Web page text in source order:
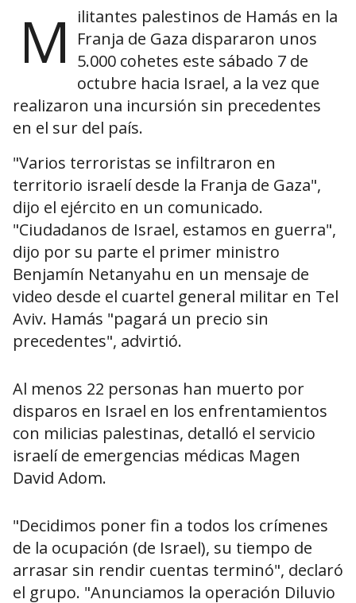
M
ilitantes palestinos de Hamás en la
Franja de Gaza dispararon unos
5.000 cohetes este sábado 7 de
octubre hacia Israel, a la vez que
realizaron una incursión sin precedentes
en el sur del país.
"Varios terroristas se infiltraron en
territorio israelí desde la Franja de Gaza",
dijo el ejército en un comunicado.
"Ciudadanos de Israel, estamos en guerra",
dijo por su parte el primer ministro
Benjamín Netanyahu en un mensaje de
video desde el cuartel general militar en Tel
Aviv. Hamás "pagará un precio sin
precedentes", advirtió.
Al menos 22 personas han muerto por
disparos en Israel en los enfrentamientos
con milicias palestinas, detalló el servicio
israelí de emergencias médicas Magen
David Adom.
"Decidimos poner fin a todos los crímenes
de la ocupación (de Israel), su tiempo de
arrasar sin rendir cuentas terminó", declaró
el grupo. "Anunciamos la operación Diluvio